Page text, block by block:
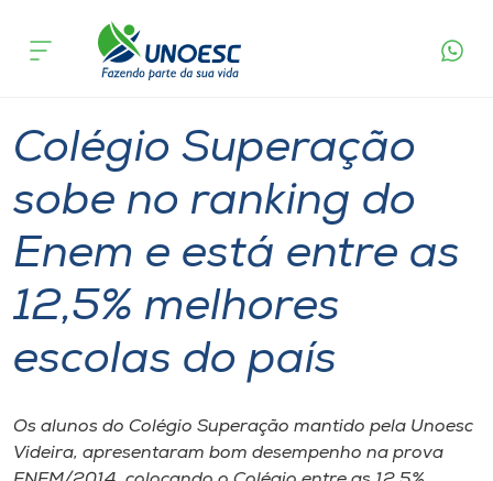
Cursos
Pesquisa
Atendimento ao Estudante
Portal de Ensino
acontece
Colégio Superação
sobe no ranking do
Enem e está entre as
12,5% melhores
escolas do país
Os alunos do Colégio Superação mantido pela Unoesc
Videira, apresentaram bom desempenho na prova